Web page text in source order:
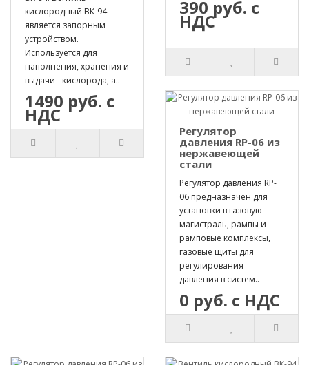
кислородный ВК-94
является запорным
устройством.
Используется для
наполнения, хранения и
выдачи - кислорода, а..
1490 руб. с
НДС
390 руб. с
НДС
Регулятор
давления RP-06 из
нержавеющей
стали
Регулятор давления RP-
06 предназначен для
установки в газовую
магистраль, рампы и
рамповые комплексы,
газовые щиты для
регулирования
давления в систем..
0 руб. с НДС